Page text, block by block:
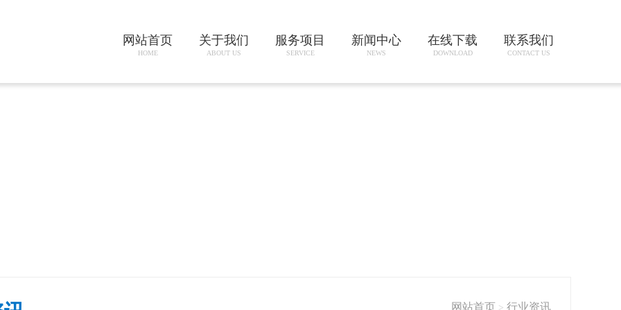
网站首页
HOME
关于我们
ABOUT US
服务项目
SERVICE
新闻中心
NEWS
在线下载
DOWNLOAD
联系我们
CONTACT US
网站首页 > 行业资讯